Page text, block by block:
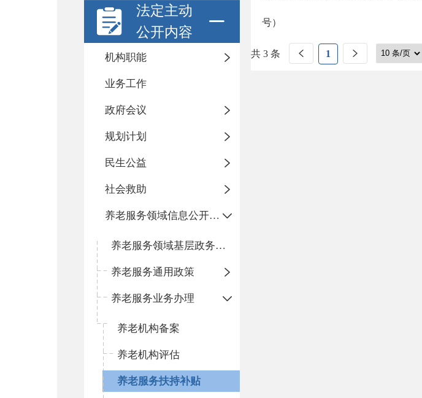
法定主动
公开内容
机构职能
业务工作
政府会议
规划计划
民生公益
社会救助
养老服务领域信息公开专栏
养老服务领域基层政务公开标准目录
养老服务通用政策
养老服务业务办理
养老机构备案
养老机构评估
养老服务扶持补贴
号）
共 3 条 1